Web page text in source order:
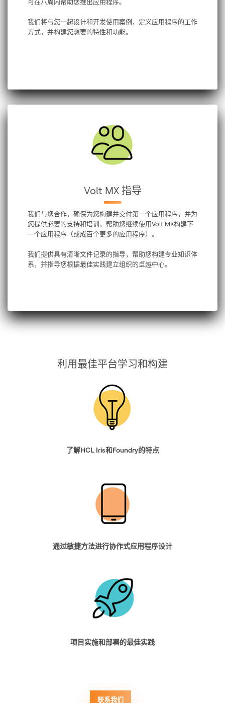
我们将与您一起设计和开发使用案例，定义应用程序的工作
方式，并构建您想要的特性和功能。
Volt MX 指导
我们与您合作，确保为您构建并交付第一个应用程序，并为
您提供必要的支持和培训，帮助您继续使用Volt MX构建下
一个应用程序（或成百个更多的应用程序）。
我们提供具有清晰文件记录的指导，帮助您构建专业知识体
系，并指导您根据最佳实践建立组织的卓越中心。
利用最佳平台学习和构建
了解HCL Iris和Foundry的特点
通过敏捷方法进行协作式应用程序设计
项目实施和部署的最佳实践
联系我们